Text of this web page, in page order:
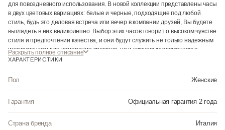
для повседневного использования. В новой коллекции представлены часы
в двух цветовых вариациях: белые и черные, подходящие под любой
стиль, будь это деловая встреча или вечер в компании друзей, Вы будете
выглядеть в них великолепно. Выбор этих часов говорит о высоком чувстве
стиля и предпочтении качества, и они будут служить не только надежным
инструментом для измерения времени, но и ключевым элементом в
создании неповторимого образа современной женщины.
Раскрыть полное описание
ХАРАКТЕРИСТИКИ
Пол Женские
Гарантия Официальная гарантия 2 года
Страна бренда Италия